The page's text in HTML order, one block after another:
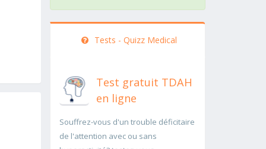
Tests - Quizz Medical
Test gratuit TDAH
en ligne
Souffrez-vous d'un trouble déficitaire
de l'attention avec ou sans